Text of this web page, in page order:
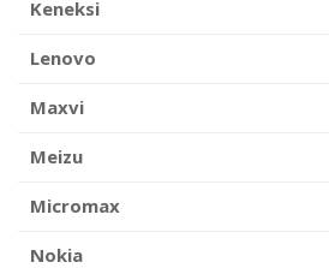
Keneksi
Lenovo
Maxvi
Meizu
Micromax
Nokia